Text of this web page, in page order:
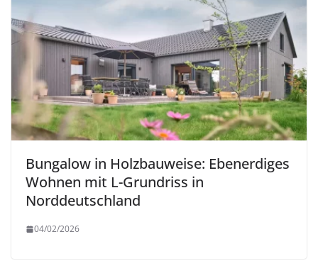
Bungalow in Holzbauweise: Ebenerdiges
Wohnen mit L-Grundriss in
Norddeutschland
04/02/2026